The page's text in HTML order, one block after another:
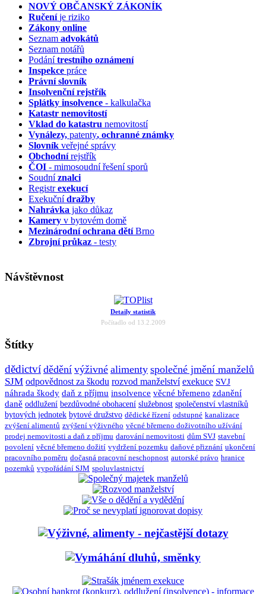
NOVÝ OBČANSKÝ ZÁKONÍK
Ručeníje riziko
Zákony online
Seznam advokátů
Seznam notářů
Podánítrestního oznámení
Inspekce práce
Právní slovník
Insolvenčnírejstřík
Splátky insolvence - kalkulačka
Katastr nemovitostí
Vklad do katastru nemovitostí
Vynálezy, patenty, ochranné známky
Slovník veřejné správy
Obchodnírejstřík
ČOI - mimosoudní řešení sporů
Soudníznalci
Registrexekucí
Exekučnídražby
Nahrávka jako důkaz
Kamery v bytovém domě
Mezinárodní ochrana dětíBrno
Zbrojní průkaz - testy
Návštěvnost
Detaily statistik
Počítadlo od 13.2.2009
Štítky
dědictví dědění výživné alimenty společné jmění manželů
SJM odpovědnost za škodu rozvod manželství exekuce SVJ
náhrada škody daň z příjmu insolvence věcné břemeno zdanění
daně oddlužení bezdůvodné obohacení služebnost společenství vlastníků
bytových jednotek bytové družstvo dědické řízení odstupné kanalizace
zvýšení alimentů zvýšení výživného věcné břemeno doživotního užívání
prodej nemovitosti a daň z příjmu darování nemovitosti dům SVJ stavební
povolení věcné břemeno dožití vydržení pozemku daňové přiznání ukončení
pracovního poměru dočasná pracovní neschopnost autorské právo hranice
pozemků vypořádání SJM spoluvlastnictví